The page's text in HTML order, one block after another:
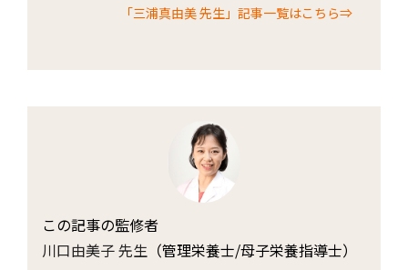
「三浦真由美 先生」記事一覧はこちら⇒
この記事の監修者
川口由美子 先生 （管理栄養士/母子栄養指導士）